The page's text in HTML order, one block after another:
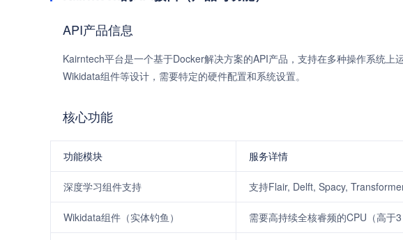
API产品信息
Kairntech平台是一个基于Docker解决方案的API产品，支持在多种操作系统上
Wikidata组件等设计，需要特定的硬件配置和系统设置。
核心功能
功能模块 服务详情
深度学习组件支持 支持Flair, Delft, Spacy,
Wikidata组件（实体钓鱼） 需要高持续全核睿频的CPU（高于3